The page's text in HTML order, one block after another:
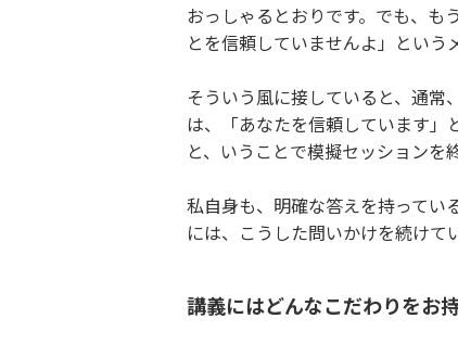
おっしゃるとおりです。でも、も
とを信頼していませんよ」という
そういう風に接していると、通常
は、「あなたを信頼しています
と、いうことで模擬セッションを
私自身も、明確な答えを持ってい
には、こうした問いかけを続けて
講義にはどんなこだわりをお